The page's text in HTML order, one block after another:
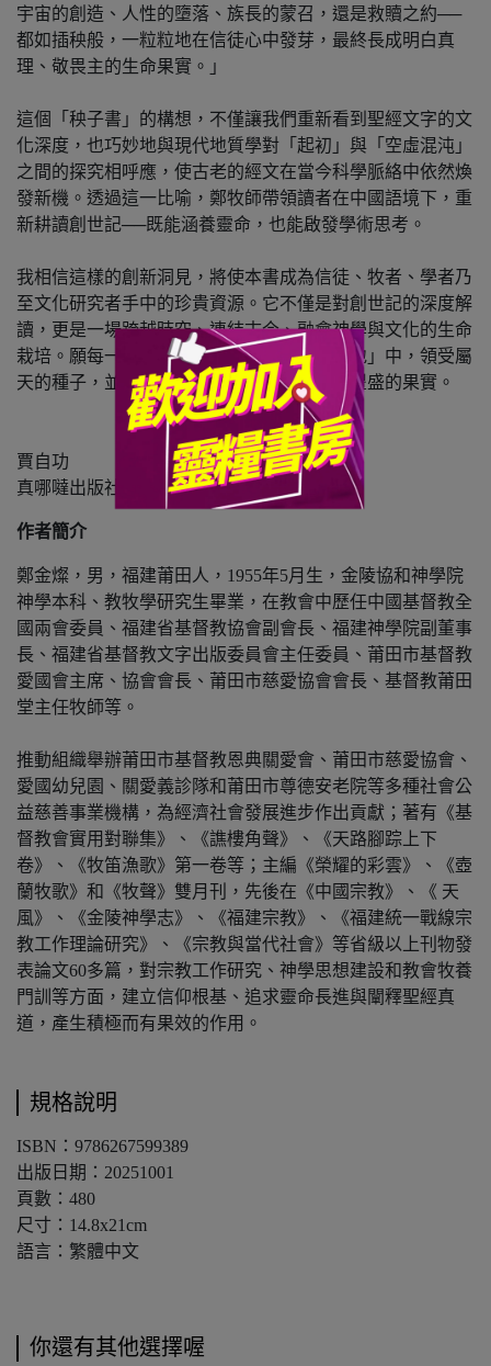
宇宙的創造、人性的墮落、族長的蒙召，還是救贖之約──
都如插秧般，一粒粒地在信徒心中發芽，最終長成明白真
理、敬畏主的生命果實。」
這個「秧子書」的構想，不僅讓我們重新看到聖經文字的文
化深度，也巧妙地與現代地質學對「起初」與「空虛混沌」
之間的探究相呼應，使古老的經文在當今科學脈絡中依然煥
發新機。透過這一比喻，鄭牧師帶領讀者在中國語境下，重
新耕讀創世記──既能涵養靈命，也能啟發學術思考。
我相信這樣的創新洞見，將使本書成為信徒、牧者、學者乃
至文化研究者手中的珍貴資源。它不僅是對創世記的深度解
讀，更是一場跨越時空、連結古今、融會神學與文化的生命
栽培。願每一位讀者，都能在這片「原始園地」中，領受屬
天的種子，並在信仰與知識的田野上，結出豐盛的果實。
賈自功
真哪噠出版社社長
作者簡介
鄭金燦，男，福建莆田人，1955年5月生，金陵協和神學院
神學本科、教牧學研究生畢業，在教會中歷任中國基督教全
國兩會委員、福建省基督教協會副會長、福建神學院副董事
長、福建省基督教文字出版委員會主任委員、莆田市基督教
愛國會主席、協會會長、莆田市慈愛協會會長、基督教莆田
堂主任牧師等。
推動組織舉辦莆田市基督教恩典關愛會、莆田市慈愛協會、
愛國幼兒園、關愛義診隊和莆田市尊德安老院等多種社會公
益慈善事業機構，為經濟社會發展進步作出貢獻；著有《基
督教會實用對聯集》、《譙樓角聲》、《天路腳踪上下
卷》、《牧笛漁歌》第一卷等；主編《榮耀的彩雲》、《壺
蘭牧歌》和《牧聲》雙月刊，先後在《中國宗教》、《 天
風》、《金陵神學志》、《福建宗教》、《福建統一戰線宗
教工作理論研究》、《宗教與當代社會》等省級以上刊物發
表論文60多篇，對宗教工作研究、神學思想建設和教會牧養
門訓等方面，建立信仰根基、追求靈命長進與闡釋聖經真
道，產生積極而有果效的作用。
規格說明
ISBN：9786267599389
出版日期：20251001
頁數：480
尺寸：14.8x21cm
語言：繁體中文
你還有其他選擇喔